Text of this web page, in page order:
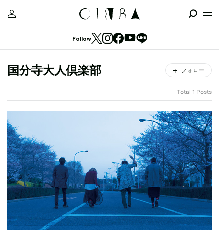
Follow
国分寺大人倶楽部 フォロー
Total 1 Posts